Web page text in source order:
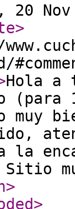
20
>
Hola a
(para
muy
la
>
>